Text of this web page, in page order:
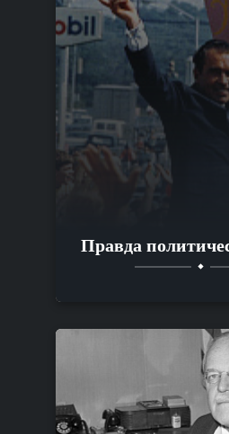
Правда